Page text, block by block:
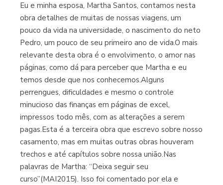
Librería Kolima
(Madrid)
Librería Proteo
(Málaga)
Eu e minha esposa, Martha Santos, contamos nesta
obra detalhes de muitas de nossas viagens, um
pouco da vida na universidade, o nascimento do neto
Pedro, um pouco de seu primeiro ano de vida.O mais
relevante desta obra é o envolvimento, o amor nas
páginas, como dá para perceber que Martha e eu
temos desde que nos conhecemos.Alguns
perrengues, dificuldades e mesmo o controle
minucioso das finanças em páginas de excel,
impressos todo mês, com as alterações a serem
pagas.Esta é a terceira obra que escrevo sobre nosso
casamento, mas em muitas outras obras houveram
trechos e até capítulos sobre nossa união.Nas
palavras de Martha: “Deixa seguir seu
curso”(MAI2015). Isso foi comentado por ela e